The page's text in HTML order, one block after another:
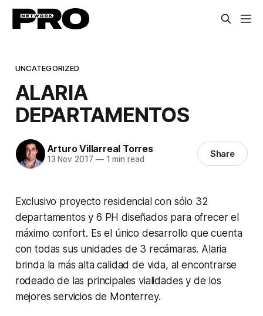
UNCATEGORIZED
ALARIA
DEPARTAMENTOS
Arturo Villarreal Torres
13 Nov 2017 —1 min read Share
Exclusivo proyecto residencial con sólo 32
departamentos y 6 PH diseñados para ofrecer el
máximo confort. Es el único desarrollo que cuenta
con todas sus unidades de 3 recámaras. Alaria
brinda la más alta calidad de vida, al encontrarse
rodeado de las principales vialidades y de los
mejores servicios de Monterrey.